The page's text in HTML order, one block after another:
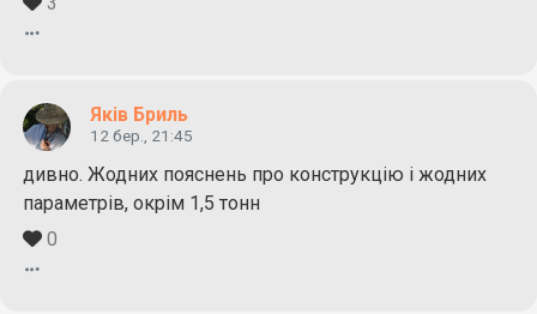
Яків Бриль
12 бер., 21:45
дивно. Жодних пояснень про конструкцію і жодних
параметрів, окрім 1,5 тонн
0